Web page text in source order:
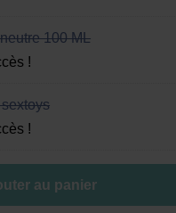
100 ML
!
!
au panier